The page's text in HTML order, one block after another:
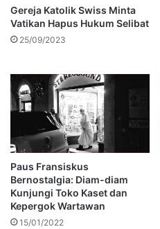
Gereja Katolik Swiss Minta
Vatikan Hapus Hukum Selibat
25/09/2023
Paus Fransiskus
Bernostalgia: Diam-diam
Kunjungi Toko Kaset dan
Kepergok Wartawan
15/01/2022